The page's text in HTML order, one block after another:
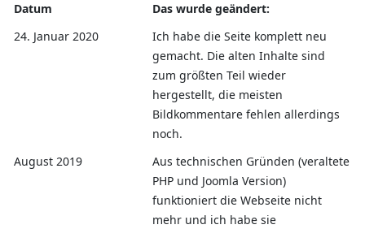
Datum
Das wurde geändert:
24. Januar 2020
Ich habe die Seite komplett neu
gemacht. Die alten Inhalte sind
zum größten Teil wieder
hergestellt, die meisten
Bildkommentare fehlen allerdings
noch.
August 2019
Aus technischen Gründen (veraltete
PHP und Joomla Version)
funktioniert die Webseite nicht
mehr und ich habe sie